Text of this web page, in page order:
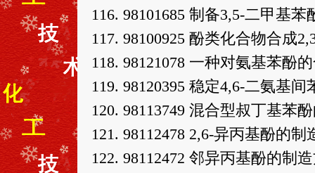
116. 98101685 制备3,5-二甲基苯
117. 98100925 酚类化合物合成
118. 98121078 一种对氨基苯酚
119. 98120395 稳定4,6-二氨基
120. 98113749 混合型叔丁基苯
121. 98112478 2,6-异丙基酚的制
122. 98112472 邻异丙基酚的制